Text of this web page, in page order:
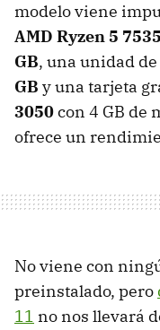
modelo viene
AMD Ryzen 5
GB, una unidad
GB y una tarjeta
3050con 4 GB de
ofrece un
No viene con
preinstalado, pero
11 no nos llevará